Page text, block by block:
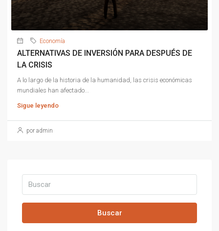
Economía
ALTERNATIVAS DE INVERSIÓN PARA DESPUÉS DE
LA CRISIS
A lo largo de la historia de la humanidad, las crisis económicas
mundiales han afectado...
Sigue leyendo
por admin
Buscar